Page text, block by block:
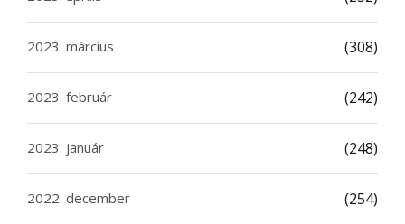
2023. március (308)
2023. február (242)
2023. január (248)
2022. december (254)